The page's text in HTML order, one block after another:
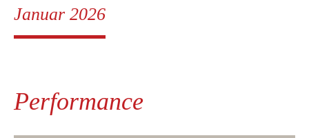
Januar 2026
Performance